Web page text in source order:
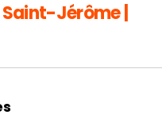
Jérôme |